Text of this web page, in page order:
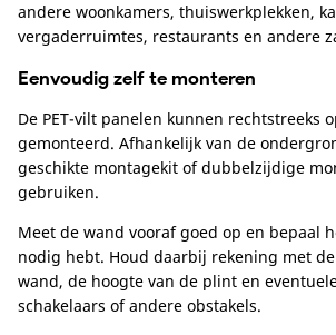
andere woonkamers, thuiswerkplekken,
vergaderruimtes, restaurants en andere
Eenvoudig zelf te monteren
De PET-vilt panelen kunnen rechtstreeks
gemonteerd. Afhankelijk van de
geschikte montagekit of dubbelzijdige
gebruiken.
Meet de wand vooraf goed op en bepaal
nodig hebt. Houd daarbij rekening met
wand, de hoogte van de plint en
schakelaars of andere obstakels.